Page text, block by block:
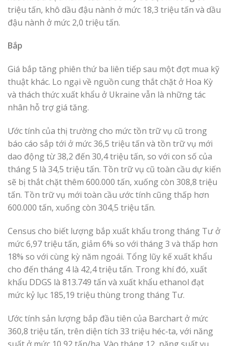
triệu tấn, khô dầu đậu nành ở mức 18,3 triệu tấn và dầu
đậu nành ở mức 2,0 triệu tấn.
Bắp
Giá bắp tăng phiên thứ ba liên tiếp sau một đợt mua kỹ
thuật khác. Lo ngại về nguồn cung thắt chặt ở Hoa Kỳ
và thách thức xuất khẩu ở Ukraine vẫn là những tác
nhân hỗ trợ giá tăng.
Ước tính của thị trường cho mức tồn trữ vụ cũ trong
báo cáo sắp tới ở mức 36,5 triệu tấn và tồn trữ vụ mới
dao động từ 38,2 đến 30,4 triệu tấn, so với con số của
tháng 5 là 34,5 triệu tấn. Tồn trữ vụ cũ toàn cầu dự kiến
​​sẽ bị thắt chặt thêm 600.000 tấn, xuống còn 308,8 triệu
tấn. Tồn trữ vụ mới toàn cầu ước tính cũng thấp hơn
600.000 tấn, xuống còn 304,5 triệu tấn.
Census cho biết lượng bắp xuất khẩu trong tháng Tư ở
mức 6,97 triệu tấn, giảm 6% so với tháng 3 và thấp hơn
18% so với cùng kỳ năm ngoái. Tổng lũy kế xuất khẩu
cho đến tháng 4 là 42,4 triệu tấn. Trong khí đó, xuất
khẩu DDGS là 813.749 tấn và xuất khẩu ethanol đạt
mức kỷ lục 185,19 triệu thùng trong tháng Tư.
Ước tính sản lượng bắp đầu tiên của Barchart ở mức
360,8 triệu tấn, trên diện tích 33 triệu héc-ta, với năng
suất ở mức 10,92 tấn/ha. Vào tháng 12, năng suất vụ